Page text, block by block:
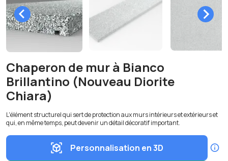
Chaperon de mur à Bianco
Brillantino (Nouveau Diorite
Chiara)
L'élément structurel qui sert de protection aux murs intérieurs et extérieurs et
qui, en même temps, peut devenir un détail décoratif important.
Personnalisation en 3D